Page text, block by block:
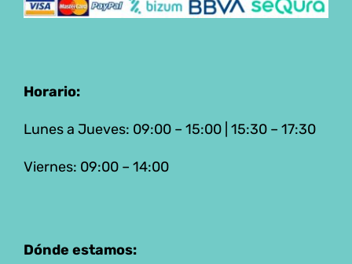
Horario:
Lunes a Jueves: 09:00 – 15:00 | 15:30 – 17:30
Viernes: 09:00 – 14:00
Dónde estamos: